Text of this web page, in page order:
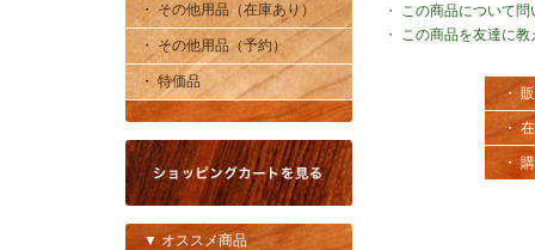
・ その他用品（在庫あり）
・ その他用品（予約）
・ 特価品
▼ オススメ商品
・ この商品について問
・ この商品を友達に教
・
・
・